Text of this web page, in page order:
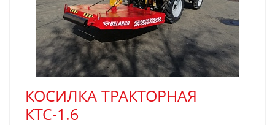
КОСИЛКА ТРАКТОРНАЯ
КТС-1.6